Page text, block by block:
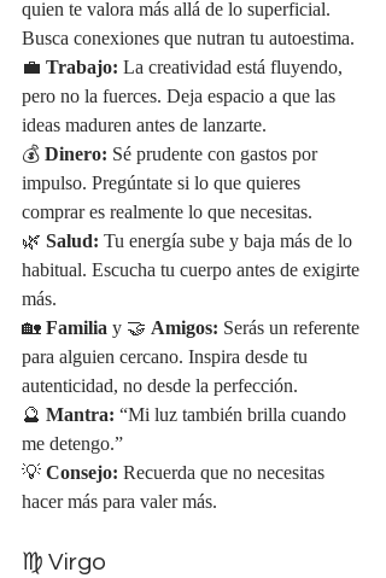
quien te valora más allá de lo superficial.
Busca conexiones que nutran tu autoestima.
💼 Trabajo: La creatividad está fluyendo,
pero no la fuerces. Deja espacio a que las
ideas maduren antes de lanzarte.
💰 Dinero: Sé prudente con gastos por
impulso. Pregúntate si lo que quieres
comprar es realmente lo que necesitas.
🌿 Salud: Tu energía sube y baja más de lo
habitual. Escucha tu cuerpo antes de exigirte
más.
🏡 Familia y 🤝 Amigos: Serás un referente
para alguien cercano. Inspira desde tu
autenticidad, no desde la perfección.
🔮 Mantra: “Mi luz también brilla cuando
me detengo.”
💡 Consejo: Recuerda que no necesitas
hacer más para valer más.
♍ Virgo